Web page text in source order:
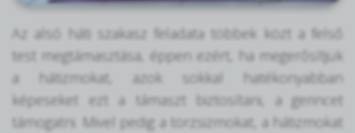
Az alsó háti szakasz feladata többek közt a felső
test megtámasztása, éppen ezért, ha megerősítjük
a hátizmokat, azok sokkal hatékonyabban
képeseket ezt a támaszt biztosítani, a gerincet
támogatni. Mivel pedig a törzsizmokat, a hátizmokat